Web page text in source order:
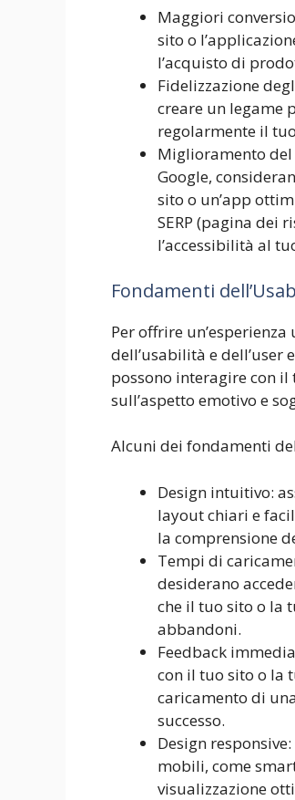
Maggiori
sito o
l’acquisto di
Fidelizzazione
creare un legame
regolarmente il
Miglioramento
Google,
sito o un’app
SERP (pagina dei
l’accessibilità al
Fondamenti
Per offrire
dell’usabilità e dell’user
possono interagire con il
sull’aspetto emotivo e
Alcuni dei fondamenti
Design intuitivo:
layout chiari e
la comprensione
Tempi di
desiderano
che il tuo sito o la
abbandoni.
Feedback
con il tuo sito o la
caricamento di
successo.
Design
mobili, come
visualizzazione